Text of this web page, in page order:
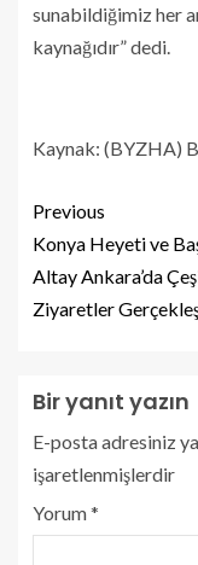
sunabildiğimiz her
kaynağıdır” dedi.
Kaynak: (BYZHA)
Previous
Konya Heyeti ve
Altay Ankara’da
Ziyaretler
Bir yanıt yazın
E-posta adresiniz
işaretlenmişlerdir
Yorum*